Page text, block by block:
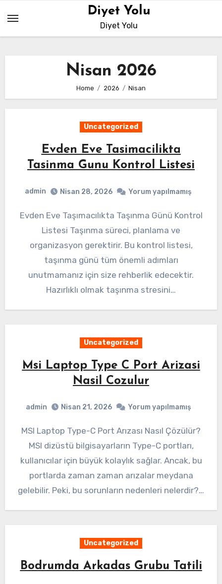
content
Diyet Yolu
Diyet Yolu
Nisan 2026
Home 2026 Nisan
Uncategorized
Evden Eve Tasimacilikta
Tasinma Gunu Kontrol Listesi
admin Nisan 28, 2026 Yorum yapılmamış
Evden Eve Taşımacılıkta Taşınma Günü Kontrol
Listesi Taşınma süreci, planlama ve
organizasyon gerektirir. Bu kontrol listesi,
taşınma günü tüm önemli adımları
unutmamanız için size rehberlik edecektir.
Hazırlıklı olmak taşınma stresini…
Uncategorized
Msi Laptop Type C Port Arizasi
Nasil Cozulur
admin Nisan 21, 2026 Yorum yapılmamış
MSI Laptop Type-C Port Arızası Nasıl Çözülür?
MSI dizüstü bilgisayarların Type-C portları,
kullanıcılar için büyük kolaylık sağlar. Ancak, bu
portlarda zaman zaman arızalar meydana
gelebilir. Peki, bu sorunların nedenleri nelerdir?…
Uncategorized
Bodrumda Arkadas Grubu Tatili